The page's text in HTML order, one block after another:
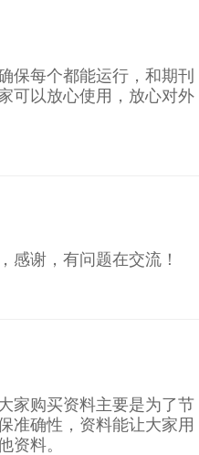
保每个都能运行，和期刊
可以放心使用，放心对外
感谢，有问题在交流！
家购买资料主要是为了节
准确性，资料能让大家用
资料。